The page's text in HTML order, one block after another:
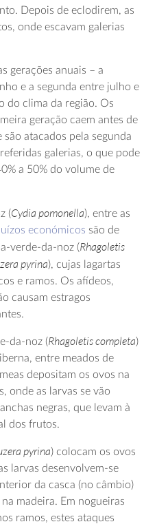
Depois de eclodirem, as
onde escavam galerias
gerações anuais – a
e a segunda entre julho e
do clima da região. Os
geração caem antes de
atacados pela segunda
galerias, o que pode
a 50% do volume de
(Cydia pomonella), entre as
económicos são de
verde-da-noz (Rhagoletis
pyrina), cujas lagartas
e ramos. Os afídeos,
causam estragos
da-noz (Rhagoletis completa)
entre meados de
depositam os ovos na
onde as larvas se vão
negras, que levam à
dos frutos.
pyrina) colocam os ovos
larvas desenvolvem-se
da casca (no câmbio)
madeira. Em nogueiras
ramos, estes ataques